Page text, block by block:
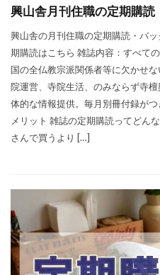
興山舎月刊住職の定期購
興山舎の月刊住職の定期購読・バ
期購読はこちら 雑誌内容：すべて
国の全仏教宗派関係者等に欠かせ
院運営、寺院生活、のみならず寺
体的な情報提供。毎月別冊付録が
メリット 雑誌の定期購読ってどん
さんで買うより […]